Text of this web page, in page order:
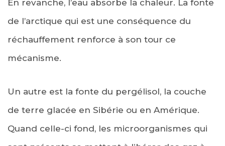
En revanche, l’eau absorbe la chaleur. La fonte
de l’arctique qui est une conséquence du
réchauffement renforce à son tour ce
mécanisme.
Un autre est la fonte du pergélisol, la couche
de terre glacée en Sibérie ou en Amérique.
Quand celle-ci fond, les microorganismes qui